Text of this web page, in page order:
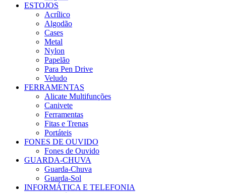
ESTOJOS
Acrílico
Algodão
Cases
Metal
Nylon
Papelão
Para Pen Drive
Veludo
FERRAMENTAS
Alicate Multifunções
Canivete
Ferramentas
Fitas e Trenas
Portáteis
FONES DE OUVIDO
Fones de Ouvido
GUARDA-CHUVA
Guarda-Chuva
Guarda-Sol
INFORMÁTICA E TELEFONIA